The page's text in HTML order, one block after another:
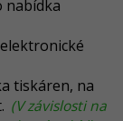
nabídka
tiskáren, na
(V závislosti na